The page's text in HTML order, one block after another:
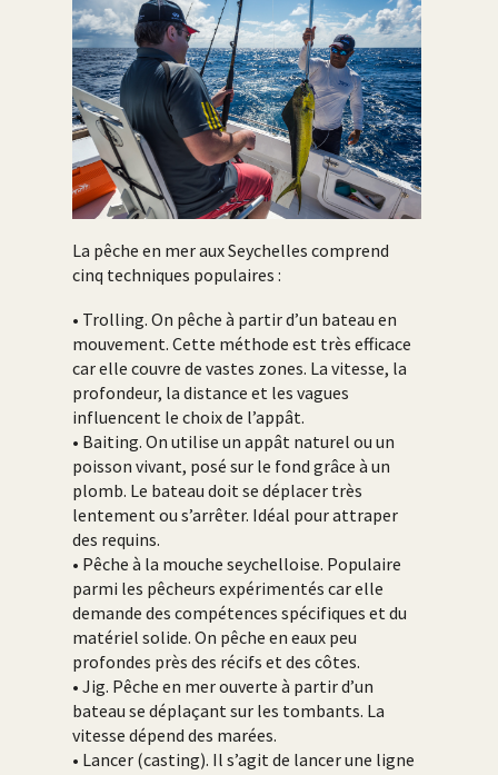
La pêche en mer aux Seychelles comprend
cinq techniques populaires :
• Trolling. On pêche à partir d’un bateau en
mouvement. Cette méthode est très efficace
car elle couvre de vastes zones. La vitesse, la
profondeur, la distance et les vagues
influencent le choix de l’appât.
• Baiting. On utilise un appât naturel ou un
poisson vivant, posé sur le fond grâce à un
plomb. Le bateau doit se déplacer très
lentement ou s’arrêter. Idéal pour attraper
des requins.
• Pêche à la mouche seychelloise. Populaire
parmi les pêcheurs expérimentés car elle
demande des compétences spécifiques et du
matériel solide. On pêche en eaux peu
profondes près des récifs et des côtes.
• Jig. Pêche en mer ouverte à partir d’un
bateau se déplaçant sur les tombants. La
vitesse dépend des marées.
• Lancer (casting). Il s’agit de lancer une ligne